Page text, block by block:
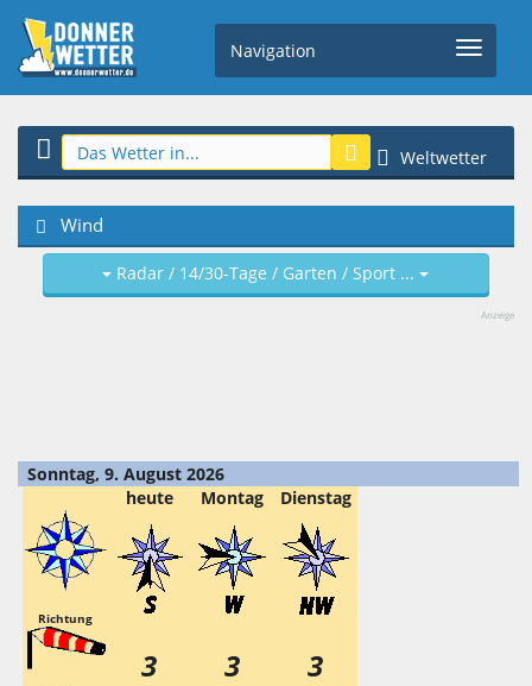
Navigation
Weltwetter
Wind
Radar / 14/30-Tage / Garten / Sport ...
Anzeige
Sonntag, 9. August 2026
heute
Montag Dienstag
Richtung
3 3 3